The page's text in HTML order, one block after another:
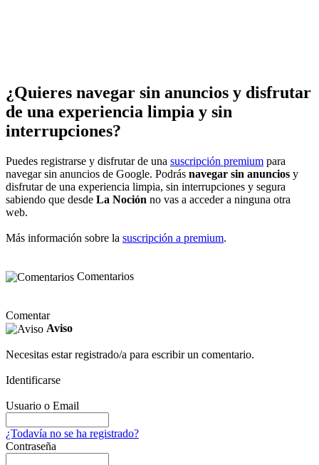
¿Quieres navegar sin anuncios y disfrutar
de una experiencia limpia y sin
interrupciones?
Puedes registrarse y disfrutar de una suscripción premium para
navegar sin anuncios de Google. Podrás navegar sin anuncios y
disfrutar de una experiencia limpia, sin interrupciones y segura
sabiendo que desde La Noción no vas a acceder a ninguna otra
web.
Más información sobre la suscripción a premium.
Comentarios
Comentar
Aviso
Necesitas estar registrado/a para escribir un comentario.
Identificarse
Usuario o Email
¿Todavía no se ha registrado?
Contraseña